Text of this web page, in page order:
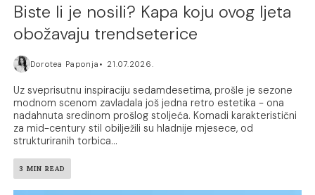
Biste li je nosili? Kapa koju ovog ljeta
obožavaju trendseterice
Dorotea Paponja 21.07.2026.
Uz sveprisutnu inspiraciju sedamdesetima, prošle je sezone
modnom scenom zavladala još jedna retro estetika - ona
nadahnuta sredinom prošlog stoljeća. Komadi karakteristični
za mid-century stil obilježili su hladnije mjesece, od
strukturiranih torbica...
3 MIN READ